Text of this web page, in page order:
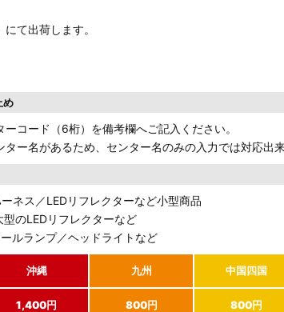
て出荷します。
め
ーコード（6桁）を備考欄へご記入ください。
ター名があるため、センター名のみの入力では対応出
ネス／LEDリフレクターなど小型商品
型のLEDリフレクターなど
ルランプ／ヘッドライトなど
沖縄 九州 中国四国
1,400円 800円 800円